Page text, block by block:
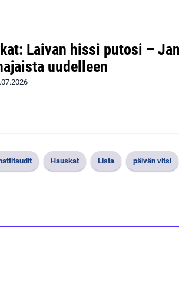
Laivan hissi putosi –
uudelleen
Hauskat Lista päivän vitsi